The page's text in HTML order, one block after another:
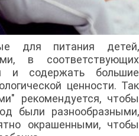
для питания детей,
в соответствующих
и содержать большие
ценности. Так
рекомендуется, чтобы
были разнообразными,
окрашенными, чтобы